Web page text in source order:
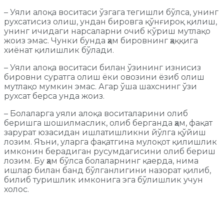
– Уяли алоқа воситаси ўзгага тегишли бўлса, унинг
рухсатисиз олиш, ундан бировга қўнғироқ қилиш,
унинг ичидаги нарсаларни очиб кўриш мутлақо
жоиз эмас. Чунки бунда ҳам бировнинг ҳаққига
хиёнат қилишлик бўлади.
– Уяли алоқа воситаси билан ўзининг изнисиз
бировни суратга олиш ёки овозини ёзиб олиш
мутлақо мумкин эмас. Агар ўша шахснинг ўзи
рухсат берса унда жоиз.
– Болаларга уяли алоқа воситаларини олиб
беришга шошилмаслик, олиб берганда ҳам, фақат
зарурат юзасидан ишлатишликни йўлга қўйиш
лозим. Яъни, уларга фақатгина мулоқот қилишлик
имконин берадиган русумдагисини олиб бериш
лозим. Бу ҳам бўлса болаларнинг қаерда, нима
ишлар билан банд бўлганлигини назорат қилиб,
билиб туришлик имконига эга бўлишлик учун
холос.